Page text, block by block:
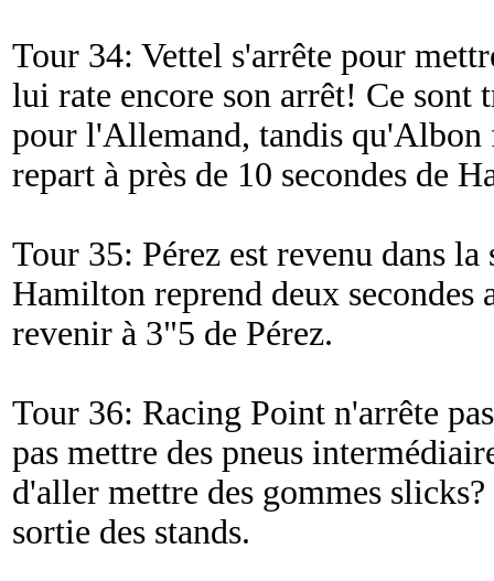
Tour 34: Vettel s'arrête pour
lui rate encore son arrêt! Ce sont
pour l'Allemand, tandis qu'Albon
repart à près de 10 secondes de
Tour 35: Pérez est revenu dans
Hamilton reprend deux secondes
revenir à 3"5 de Pérez.
Tour 36: Racing Point n'arrête
pas mettre des pneus
d'aller mettre des gommes
sortie des stands.